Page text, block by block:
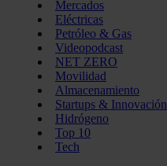
Mercados
Eléctricas
Petróleo & Gas
Videopodcast
NET ZERO
Movilidad
Almacenamiento
Startups & Innovación
Hidrógeno
Top 10
Tech